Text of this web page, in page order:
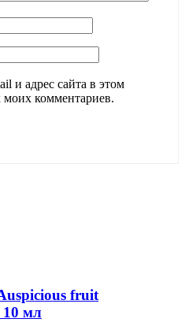
и адрес сайта в этом
моих комментариев.
fruit
мл